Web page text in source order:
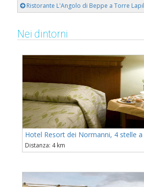
Ristorante L'Angolo di Beppe a Torre
Nei dintorni
Hotel Resort dei Normanni, 4 stelle a
Distanza: 4 km